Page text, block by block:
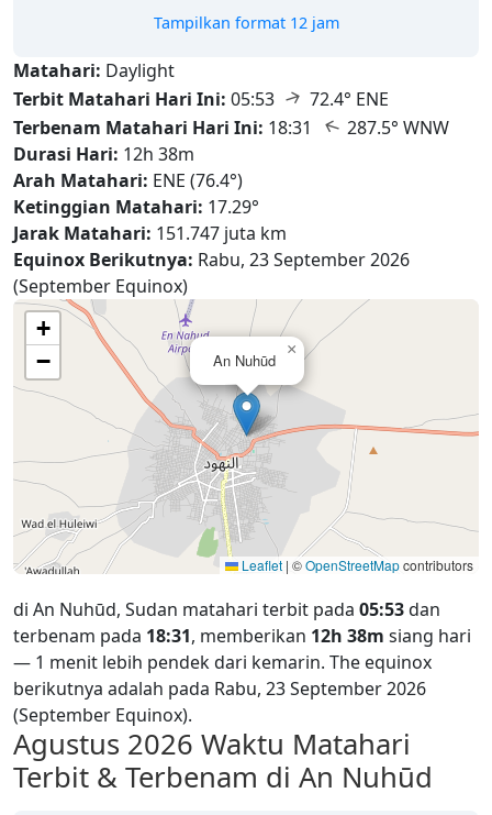
Tampilkan format 12 jam
Matahari: Daylight
Terbit Matahari Hari Ini: 05:53 ↑ 72.4° ENE
Terbenam Matahari Hari Ini: 18:31 ↑ 287.5° WNW
Durasi Hari: 12h 38m
Arah Matahari: ENE (76.4°)
Ketinggian Matahari: 17.29°
Jarak Matahari: 151.747 juta km
Equinox Berikutnya: Rabu, 23 September 2026
(September Equinox)
An Nuhūd
×
+
−
Leaflet | ©OpenStreetMapcontributors
di An Nuhūd, Sudan matahari terbit pada 05:53dan
terbenam pada 18:31, memberikan 12h 38m siang hari
— 1 menit lebih pendek dari kemarin. The equinox
berikutnya adalah pada Rabu, 23 September 2026
(September Equinox).
Agustus 2026 Waktu Matahari
Terbit & Terbenam di An Nuhūd